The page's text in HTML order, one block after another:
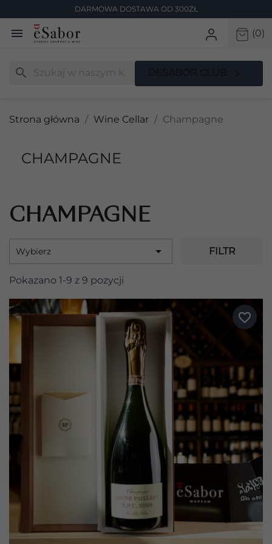
DARMOWA DOSTAWA OD 300ZŁ
 (0)
search
Strona główna Wine Cellar Champagne
CHAMPAGNE
CHAMPAGNE
Wybierz  FILTR
Pokazano 1-9 z 9 pozycji
favorite_border